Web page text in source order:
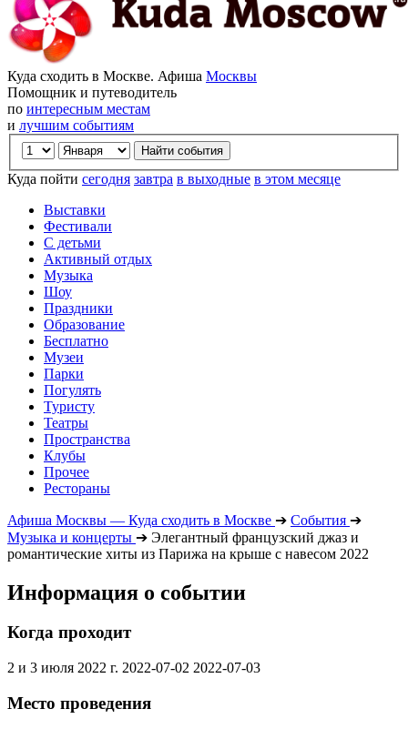
Куда сходить в Москве. Афиша Москвы
Помощник и путеводитель
по интересным местам
и лучшим событиям
Куда пойти сегодня завтра в выходные в этом месяце
Выставки
Фестивали
С детьми
Активный отдых
Музыка
Шоу
Праздники
Образование
Бесплатно
Музеи
Парки
Погулять
Туристу
Театры
Пространства
Клубы
Прочее
Рестораны
Афиша Москвы — Куда сходить в Москве ➔ События ➔
Музыка и концерты ➔ Элегантный французский джаз и
романтические хиты из Парижа на крыше с навесом 2022
Информация о событии
Когда проходит
2 и 3 июля 2022 г. 2022-07-02 2022-07-03
Место проведения